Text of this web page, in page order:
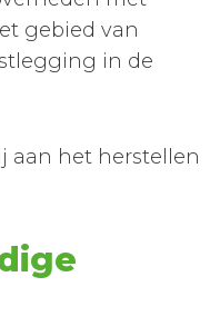
gebied van
in de
aan het herstellen